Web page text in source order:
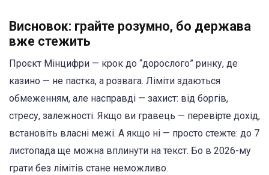
Висновок: грайте розумно, бо держава
вже стежить
Проєкт Мінцифри — крок до “дорослого” ринку, де
казино — не пастка, а розвага. Ліміти здаються
обмеженням, але насправді — захист: від боргів,
стресу, залежності. Якщо ви гравець — перевірте дохід,
встановіть власні межі. А якщо ні — просто стежте: до 7
листопада ще можна вплинути на текст. Бо в 2026-му
грати без лімітів стане неможливо.